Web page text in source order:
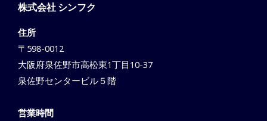
株式会社 シンフク
住所
〒598-0012
大阪府泉佐野市高松東1丁目10-37
泉佐野センタービル５階
営業時間